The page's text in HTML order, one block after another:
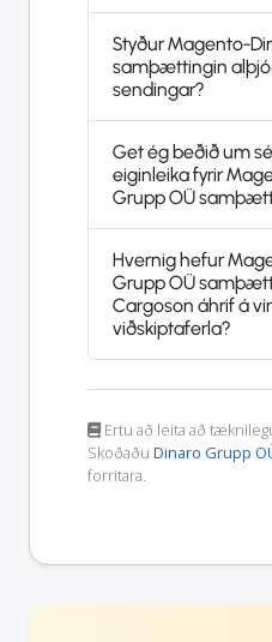
Styður Magento-
samþættingin
sendingar?
Get ég beðið um
eiginleika fyrir
Grupp OÜ
Hvernig hefur
Grupp OÜ
Cargoson áhrif á
viðskiptaferla?
Ertu að leita að
Skoðaðu Dinaro Grupp
forritara.